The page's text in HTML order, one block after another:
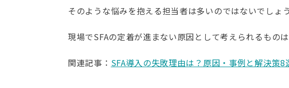
そのような悩みを抱える担当者は多いのではないでしょう
現場でSFAの定着が進まない原因として考えられるものは
関連記事： SFA導入の失敗理由は？原因・事例と解決策8